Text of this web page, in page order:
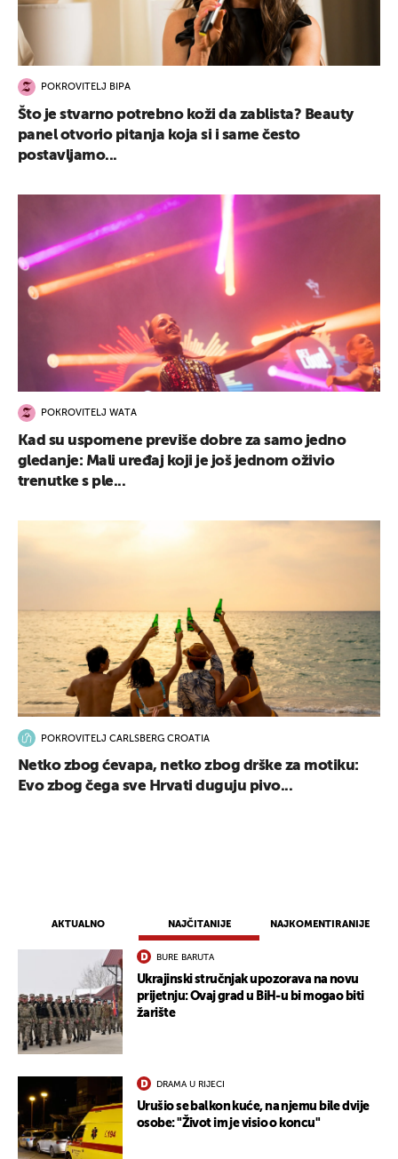
AKTUALNO NAJČITANIJE NAJKOMENTIRANIJE
BURE BARUTA
Ukrajinski stručnjak upozorava na novu
prijetnju: Ovaj grad u BiH-u bi mogao biti
žarište
DRAMA U RIJECI
Urušio se balkon kuće, na njemu bile dvije
osobe: "Život im je visio o koncu"
POKROVITELJ BIPA
Što je stvarno potrebno koži da zablista? Beauty
panel otvorio pitanja koja si i same često
postavljamo...
POKROVITELJ WATA
Kad su uspomene previše dobre za samo jedno
gledanje: Mali uređaj koji je još jednom oživio
trenutke s ple...
POKROVITELJ CARLSBERG CROATIA
Netko zbog ćevapa, netko zbog drške za motiku:
Evo zbog čega sve Hrvati duguju pivo...